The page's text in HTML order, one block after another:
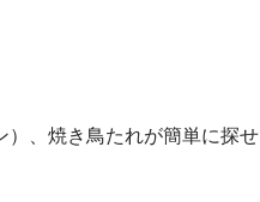
、焼き鳥たれが簡単に探せ